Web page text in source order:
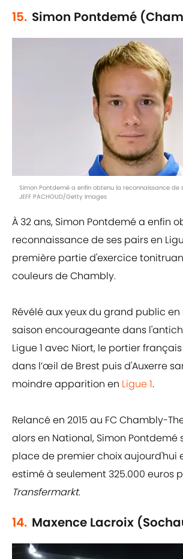
15. Simon Pontdemé
Simon Pontdemé a enfin obtenu la reconnaissance de
JEFF PACHOUD/Getty Images
À 32 ans, Simon Pontdemé a enfin
reconnaissance de ses pairs en
première partie d'exercice
couleurs de Chambly.
Révélé aux yeux du grand public
saison encourageante dans
Ligue 1 avec Niort, le portier
dans l’œil de Brest puis d'Auxerre
moindre apparition en Ligue 1.
Relancé en 2015 au FC Chambly-
alors en National, Simon Pontdemé
place de premier choix aujourd'hui
estimé à seulement 325.000 euros
Transfermarkt.
14. Maxence Lacroix